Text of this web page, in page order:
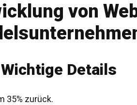
von
Wichtige Details
35% zurück.